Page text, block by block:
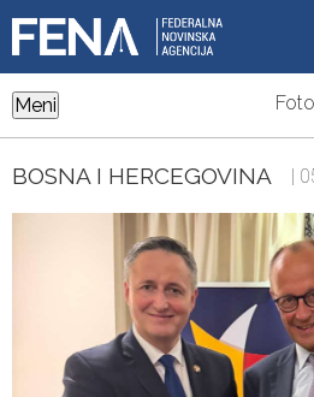
Meni Foto
BOSNA I HERCEGOVINA |